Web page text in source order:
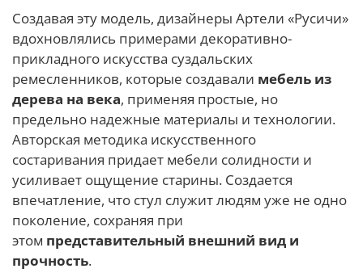
Создавая эту модель, дизайнеры Артели «Русичи»
вдохновлялись примерами декоративно-
прикладного искусства суздальских
ремесленников, которые создавали мебель из
дерева на века, применяя простые, но
предельно надежные материалы и технологии.
Авторская методика искусственного
состаривания придает мебели солидности и
усиливает ощущение старины. Создается
впечатление, что стул служит людям уже не одно
поколение, сохраняя при
этом представительный внешний вид и
прочность.